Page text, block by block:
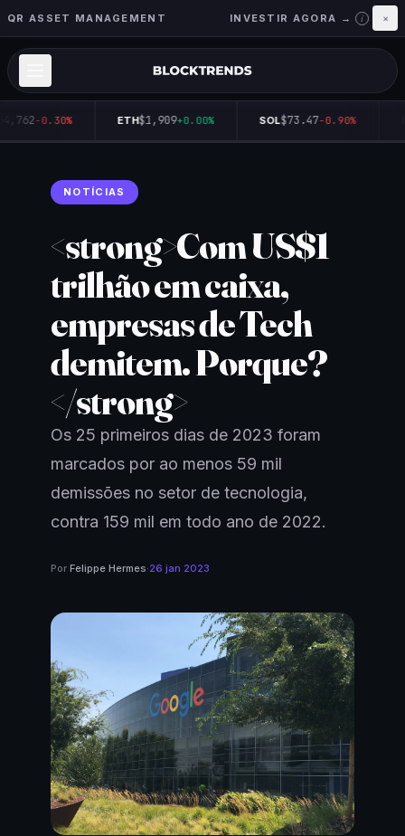
QR ASSET MANAGEMENT INVESTIR AGORA → i ×
-0.30% ETH$1,909+0.00% SOL$73.47-0.90%
NOTÍCIAS
<strong>Com US$1
trilhão em caixa,
empresas de Tech
demitem. Porque?
</strong>
Os 25 primeiros dias de 2023 foram
marcados por ao menos 59 mil
demissões no setor de tecnologia,
contra 159 mil em todo ano de 2022.
Por Felippe Hermes·26 jan 2023